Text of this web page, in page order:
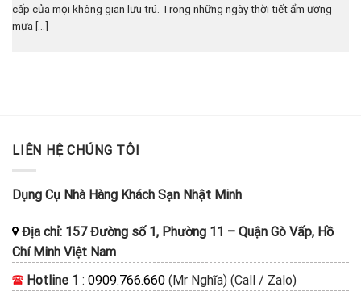
cấp của mọi không gian lưu trú. Trong những ngày thời tiết ẩm ương
mưa [...]
LIÊN HỆ CHÚNG TÔI
Dụng Cụ Nhà Hàng Khách Sạn Nhật Minh
Địa chỉ: 157 Đường số 1, Phường 11 – Quận Gò Vấp, Hồ
Chí Minh Việt Nam
Hotline 1 : 0909.766.660 (Mr Nghĩa) (Call / Zalo)